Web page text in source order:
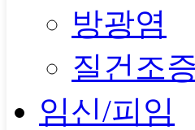
방광염
질건조증
임신/피임